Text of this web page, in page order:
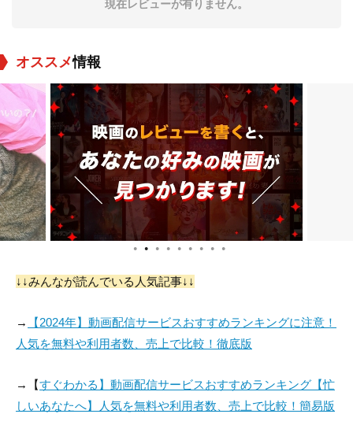
テリー・ムーア
役：Carrie Dreiser
(uncredited)
Cyril Ring
役：Loud Custome
r's Friend
Harry Strang
役：Bartender
役：Loud Customer
現在レビューが有りません。
オススメ情報
● ● ● ● ● ● ● ● ●
↓↓みんなが読んでいる人気記事↓↓
→
【2024年】動画配信サービスおすすめランキングに注意！
人気を無料や利用者数、売上で比較！徹底版
→【すぐわかる】動画配信サービスおすすめランキング【忙
しいあなたへ】人気を無料や利用者数、売上で比較！簡易版